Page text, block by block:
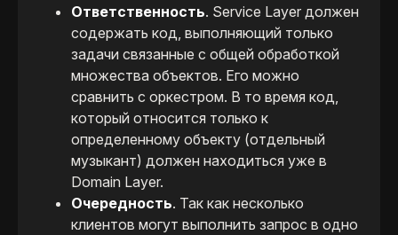
Ответственность. Service Layer должен
содержать код, выполняющий только
задачи связанные с общей обработкой
множества объектов. Его можно
сравнить с оркестром. В то время код,
который относится только к
определенному объекту (отдельный
музыкант) должен находиться уже в
Domain Layer.
Очередность. Так как несколько
клиентов могут выполнить запрос в одно